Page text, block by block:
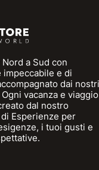
a Sud con
impeccabile e di
dai nostri
vacanza e viaggio
dal nostro
Esperienze per
i tuoi gusti e